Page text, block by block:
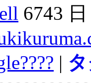
6743
|